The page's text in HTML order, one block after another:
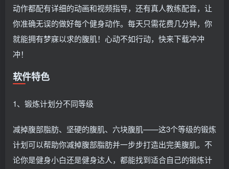
动作都配有详细的动画和视频指导，还有真人教练配音，让
你准确无误的做好每个健身动作。每天只需花费几分钟，你
就能拥有梦寐以求的腹肌！心动不如行动，快来下载冲冲
冲！
软件特色
1、锻炼计划分不同等级
减掉腹部脂肪、坚硬的腹肌、六块腹肌——这3个等级的锻炼
计划可以帮助你减掉腹部脂肪并一步步打造出完美腹肌。不
论你是健身小白还是健身达人，都能找到适合自己的锻炼计